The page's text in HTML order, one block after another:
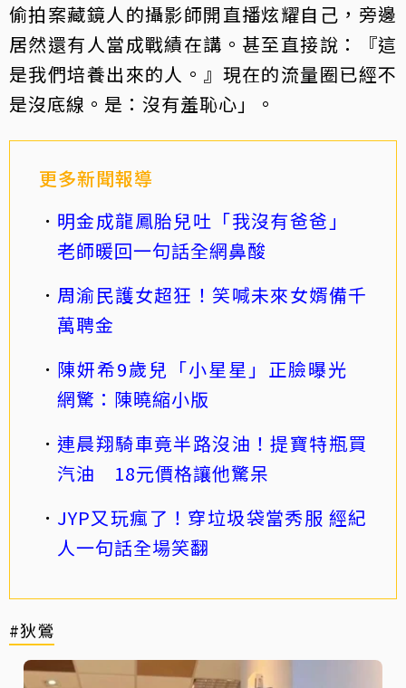
偷拍案藏鏡人的攝影師開直播炫耀自己，旁邊
居然還有人當成戰績在講。甚至直接說：『這
是我們培養出來的人。』現在的流量圈已經不
是沒底線。是：沒有羞恥心」。
更多新聞報導
明金成龍鳳胎兒吐「我沒有爸爸」
老師暖回一句話全網鼻酸
周渝民護女超狂！笑喊未來女婿備千
萬聘金
陳妍希9歲兒「小星星」正臉曝光
網驚：陳曉縮小版
連晨翔騎車竟半路沒油！提寶特瓶買
汽油 18元價格讓他驚呆
JYP又玩瘋了！穿垃圾袋當秀服 經紀
人一句話全場笑翻
#狄鶯